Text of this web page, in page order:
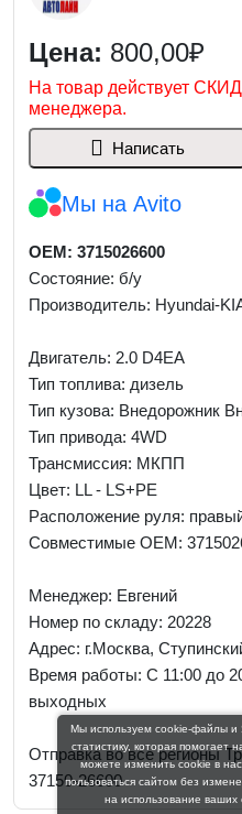
Цена: 800,00₽
На товар действует
менеджера.
Написать
Мы на Avito
OEM: 3715026600
Состояние: б/у
Производитель: Hyundai-
Двигатель: 2.0 D4EA
Тип топлива: дизель
Тип кузова: Внедорожник
Тип привода: 4WD
Трансмиссия: МКПП
Цвет: LL - LS+PE
Расположение руля:
Совместимые OEM:
Менеджер: Евгений
Номер по складу: 20228
Адрес: г.Москва,
Время работы: С 11:00 до
выходных
Отправка во все регионы
37150-26600
Мы используем cookie-файлы и
статистику, которая помогает
можете изменить cookie в
пользоваться сайтом без
на использование ваших